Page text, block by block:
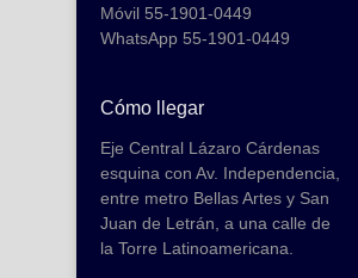
Móvil 55-1901-0449
WhatsApp 55-1901-0449
Cómo llegar
Eje Central Lázaro Cárdenas
esquina con Av. Independencia,
entre metro Bellas Artes y San
Juan de Letrán, a una calle de
la Torre Latinoamericana.